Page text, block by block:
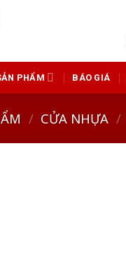
PHẨM BÁO GIÁ
/ CỬA NHỰA /